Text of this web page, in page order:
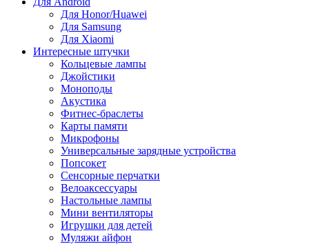
Для Honor/Huawei
Для Samsung
Для Xiaomi
Интересные штучки
Кольцевые лампы
Джойстики
Моноподы
Акустика
Фитнес-браслеты
Карты памяти
Микрофоны
Универсальные зарядные устройства
Попсокет
Сенсорные перчатки
Велоаксессуары
Настольные лампы
Мини вентиляторы
Игрушки для детей
Муляжи айфон